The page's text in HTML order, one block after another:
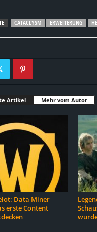
CATACLYSM ERWEITERUNG
Artikel Mehr vom Autor
Data Miner
erste Content